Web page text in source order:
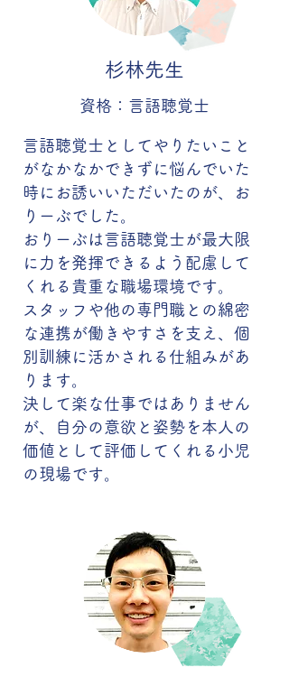
杉林先生
資格：言語聴覚士
言語聴覚士としてやりたいこと
がなかなかできずに悩んでいた
時にお誘いいただいたのが、お
りーぶでした。
おりーぶは言語聴覚士が最大限
に力を発揮できるよう配慮して
くれる貴重な職場環境です。
スタッフや他の専門職との綿密
な連携が働きやすさを支え、個
別訓練に活かされる仕組みがあ
ります。
決して楽な仕事ではありません
が、自分の意欲と姿勢を本人の
価値として評価してくれる小児
の現場です。